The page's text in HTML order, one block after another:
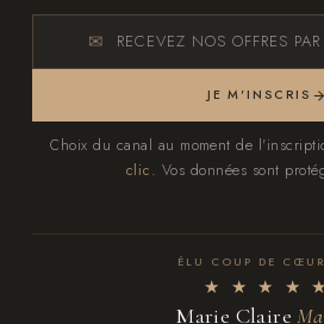
RECEVEZ NOS OFFRES
JE M'INSCRIS
Choix du canal au moment de
clic. Vos données sont
ÉLU COUP DE CŒUR
★ ★ ★ ★ ★
Marie Claire